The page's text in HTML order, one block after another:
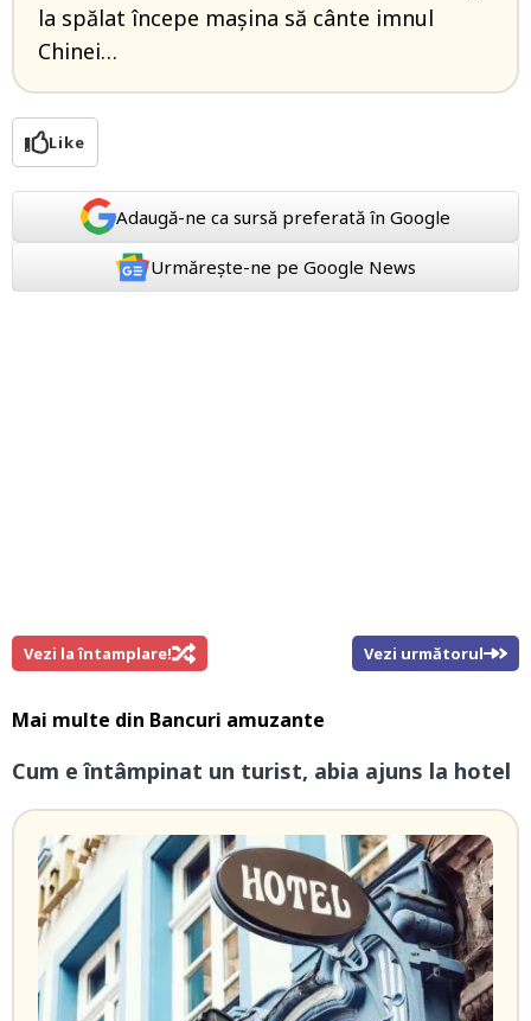
la spălat începe mașina să cânte imnul
Chinei…
Like
Adaugă-ne ca sursă preferată în Google
Urmărește-ne pe Google News
Vezi la întamplare! Vezi următorul
Mai multe din Bancuri amuzante
Cum e întâmpinat un turist, abia ajuns la hotel